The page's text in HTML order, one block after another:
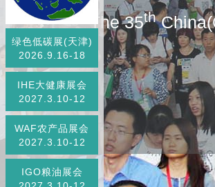
The 35th
绿色低碳展(天津)
2026.9.16-18
IHE大健康展会
2027.3.10-12
WAF农产品展会
2027.3.10-12
IGO粮油展会